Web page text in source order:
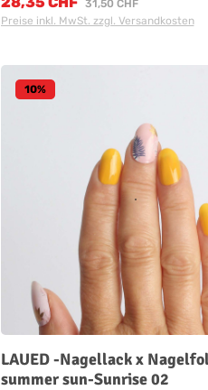
31,50 CHF
Preise inkl. MwSt. zzgl. Versandkosten
10%
LAUED -Nagellack x
summer sun-Sunrise 02